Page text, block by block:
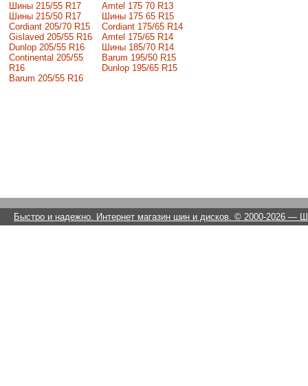
Шины 215/55 R17
Шины 215/50 R17
Сordiant 205/70 R15
Gislaved 205/55 R16
Dunlop 205/55 R16
Continental 205/55
R16
Barum 205/55 R16
Amtel 175 70 R13
Шины 175 65 R15
Cordiant 175/65 R14
Amtel 175/65 R14
Шины 185/70 R14
Barum 195/50 R15
Dunlop 195/65 R15
Быстро и надежно. Интернет магазин шин и дисков. © 2000-2026 —